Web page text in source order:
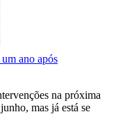
ano após
na próxima
mas já está se